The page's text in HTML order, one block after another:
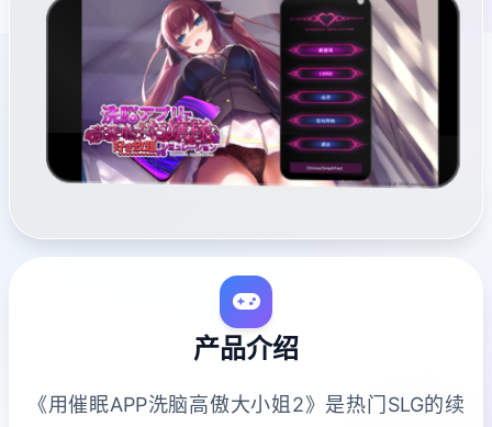
产品介绍
《用催眠APP洗脑高傲大小姐2》是热门SLG的续